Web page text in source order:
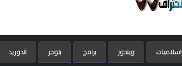
اسلاميات ويندوز برامج بلوجر اندوريد